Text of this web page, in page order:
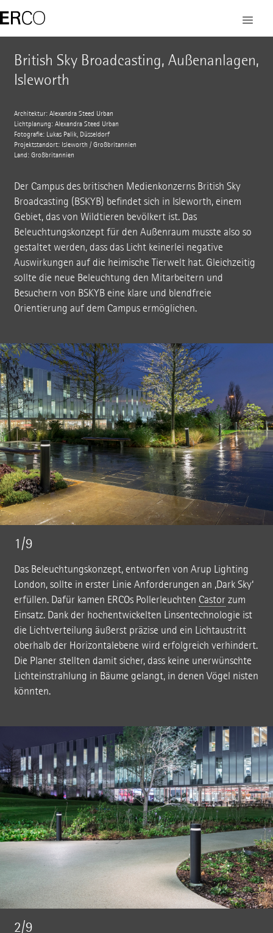
British Sky Broadcasting, Außenanlagen,
Isleworth
Architektur: Alexandra Steed Urban
Lichtplanung: Alexandra Steed Urban
Fotografie: Lukas Palik, Düsseldorf
Projektstandort: Isleworth / Großbritannien
Land: Großbritannien
Der Campus des britischen Medienkonzerns British Sky
Broadcasting (BSKYB) befindet sich in Isleworth, einem
Gebiet, das von Wildtieren bevölkert ist. Das
Beleuchtungskonzept für den Außenraum musste also so
gestaltet werden, dass das Licht keinerlei negative
Auswirkungen auf die heimische Tierwelt hat. Gleichzeitig
sollte die neue Beleuchtung den Mitarbeitern und
Besuchern von BSKYB eine klare und blendfreie
Orientierung auf dem Campus ermöglichen.
1/9
Das Beleuchtungskonzept, entworfen von Arup Lighting
London, sollte in erster Linie Anforderungen an ‚Dark Sky‘
erfüllen. Dafür kamen ERCOs Pollerleuchten Castorzum
Einsatz. Dank der hochentwickelten Linsentechnologie ist
die Lichtverteilung äußerst präzise und ein Lichtaustritt
oberhalb der Horizontalebene wird erfolgreich verhindert.
Die Planer stellten damit sicher, dass keine unerwünschte
Lichteinstrahlung in Bäume gelangt, in denen Vögel nisten
könnten.
2/9